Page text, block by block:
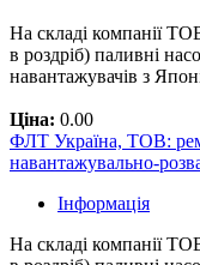
На складі компанії
в роздріб) паливні
навантажувачів з
Ціна: 0.00
ФЛТ Україна, ТОВ:
навантажувально-
Інформація
На складі компанії